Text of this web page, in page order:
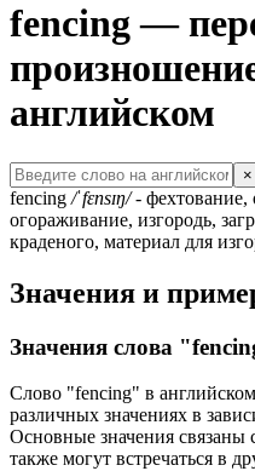
fencing —
английском
×
fencing /ˈfɛnsɪŋ/- фехтование,
огораживание, изгородь,
краденого, материал для
Значения и
Значения слова
Слово "fencing" в
различных значениях в
Основные значения связаны
также могут встречаться в